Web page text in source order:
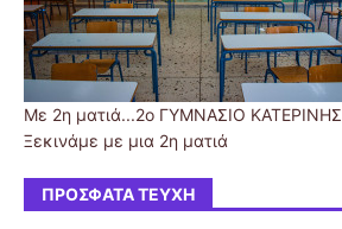
Με 2η ματιά...2ο ΓΥΜΝΑΣΙΟ ΚΑΤΕΡΙΝΗΣ
Ξεκινάμε με μια 2η ματιά
ΠΡΌΣΦΑΤΑ ΤΕΎΧΗ